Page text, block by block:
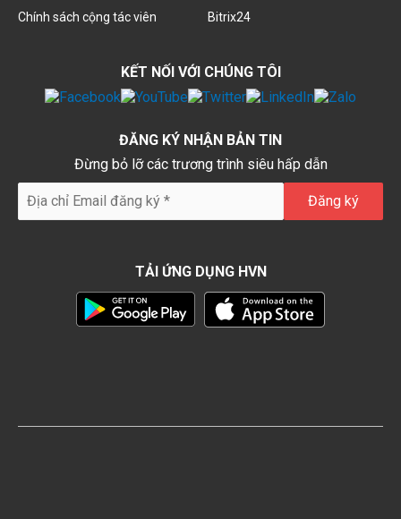
Chính sách cộng tác viên
Bitrix24
KẾT NỐI VỚI CHÚNG TÔI
ĐĂNG KÝ NHẬN BẢN TIN
Đừng bỏ lỡ các trương trình siêu hấp dẫn
TẢI ỨNG DỤNG HVN